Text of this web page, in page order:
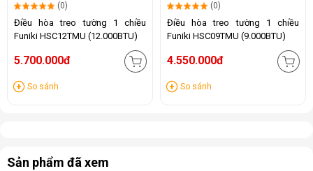
(0)
Điều hòa treo tường 1 chiều
Funiki HSC12TMU (12.000BTU)
5.700.000đ
So sánh
(0)
Điều hòa treo tường 1 chiều
Funiki HSC09TMU (9.000BTU)
4.550.000đ
So sánh
Sản phẩm đã xem